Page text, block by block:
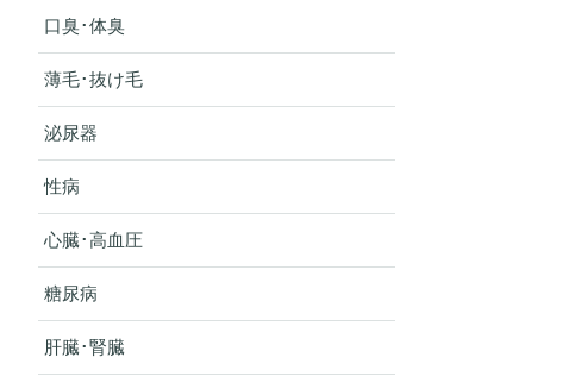
口臭･体臭
薄毛･抜け毛
泌尿器
性病
心臓･高血圧
糖尿病
肝臓･腎臓